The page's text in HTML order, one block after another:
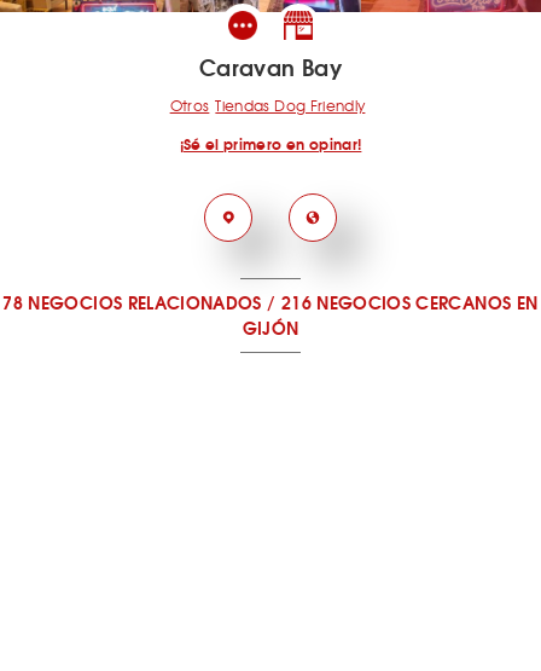
Caravan Bay
Otros Tiendas Dog Friendly
¡Sé el primero en opinar!
78 NEGOCIOS RELACIONADOS / 216 NEGOCIOS CERCANOS EN
GIJÓN